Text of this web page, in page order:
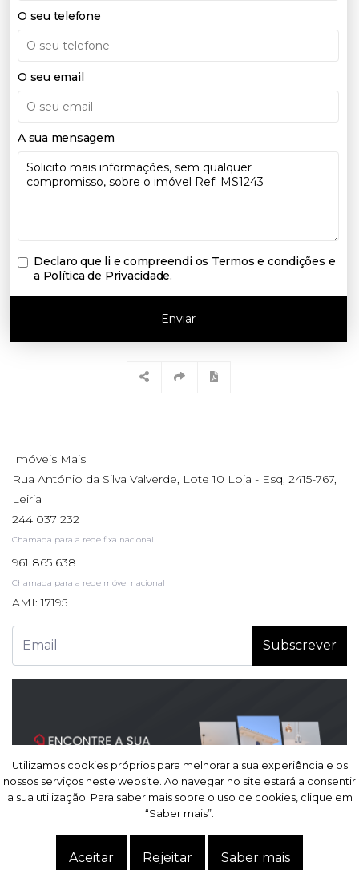
Utilizamos cookies próprios para melhorar a sua experiência e os
nossos serviços neste website. Ao navegar no site estará a consentir
a sua utilização. Para saber mais sobre o uso de cookies, clique em
“Saber mais”.
Aceitar Rejeitar Saber mais
O seu telefone
O seu email
A sua mensagem
Declaro que li e compreendi os Termos e condições e
a Política de Privacidade.
Enviar
Imóveis Mais
Rua António da Silva Valverde, Lote 10 Loja - Esq, 2415-767,
Leiria
244 037 232
Chamada para a rede fixa nacional
961 865 638
Chamada para a rede móvel nacional
AMI: 17195
Subscrever
Política de Privacidade. Termos e condições. Dados pessoais.
Utilizamos cookies próprios para melhorar a sua experiência e os
nossos serviços neste website. Ao navegar no site estará a consentir
a sua utilização. Para saber mais sobre o uso de cookies, clique em
“Saber mais”.
Aceitar Rejeitar Saber mais